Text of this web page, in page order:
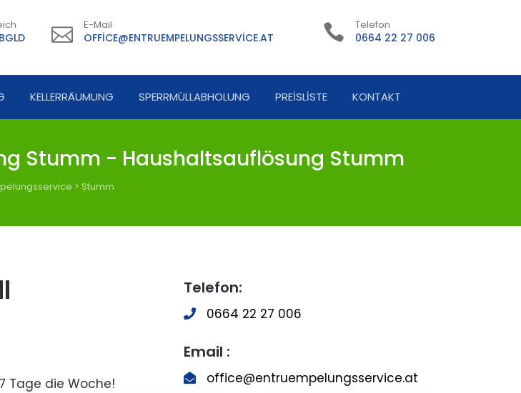
E-Mail
OFFICE@ENTRUEMPELUNGSSERVICE.AT
Telefon
0664 22 27 006
KELLERRÄUMUNG SPERRMÜLLABHOLUNG PREISLISTE KONTAKT
Stumm - Haushaltsauflösung Stumm
> Stumm
Tage die Woche!
Telefon:
0664 22 27 006
Email :
office@entruempelungsservice.at